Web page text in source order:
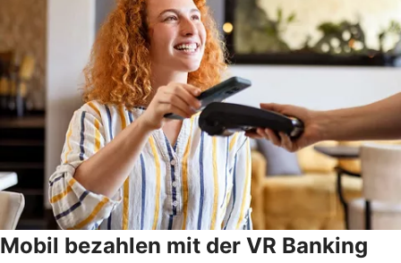
Mobil bezahlen mit der VR Banking